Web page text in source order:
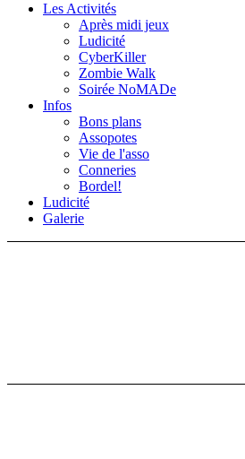
Les Activités
Après midi jeux
Ludicité
CyberKiller
Zombie Walk
Soirée NoMADe
Infos
Bons plans
Assopotes
Vie de l'asso
Conneries
Bordel!
Ludicité
Galerie